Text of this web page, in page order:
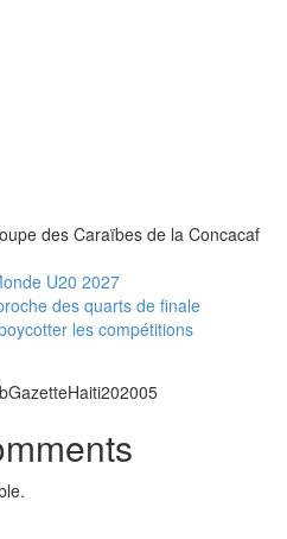
des Caraïbes de la Concacaf
U20 2027
des quarts de finale
les compétitions